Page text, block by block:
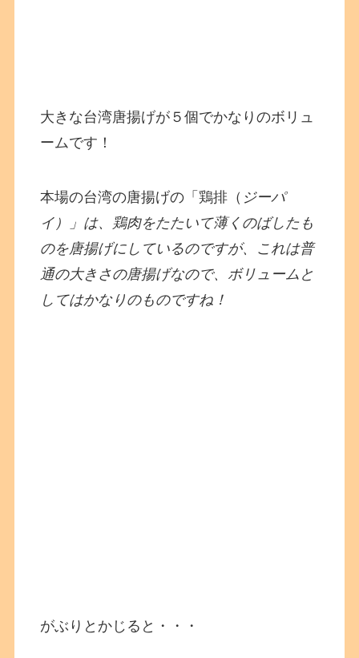
大きな台湾唐揚げが５個でかなりのボリュ
ームです！
本場の台湾の唐揚げの「鶏排（ ジーパ
イ）」は、鶏肉をたたいて薄くのばしたも
のを唐揚げにしているのですが、これは普
通の大きさの唐揚げなので、ボリュームと
してはかなりのものですね！
がぶりとかじると・・・